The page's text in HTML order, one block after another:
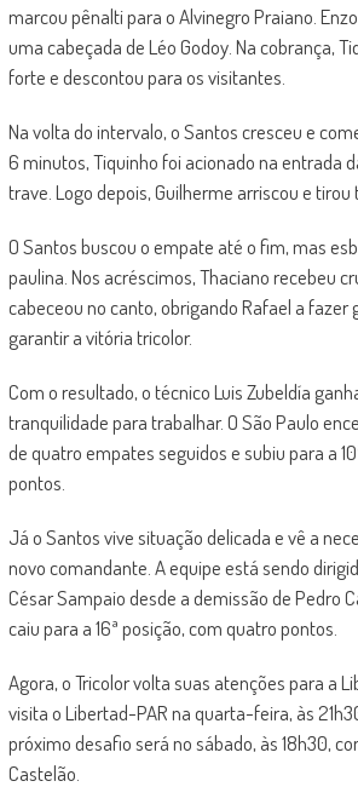
marcou pênalti para o Alvinegro Praiano.
uma cabeçada de Léo Godoy. Na cobrança,
forte e descontou para os visitantes.
Na volta do intervalo, o Santos cresceu e
6 minutos, Tiquinho foi acionado na entrada
trave. Logo depois, Guilherme arriscou e tirou
O Santos buscou o empate até o fim, mas
paulina. Nos acréscimos, Thaciano recebeu
cabeceou no canto, obrigando Rafael a fazer
garantir a vitória tricolor.
Com o resultado, o técnico Luis Zubeldía
tranquilidade para trabalhar. O São Paulo
de quatro empates seguidos e subiu para a
pontos.
Já o Santos vive situação delicada e vê a
novo comandante. A equipe está sendo
César Sampaio desde a demissão de Pedro
caiu para a 16ª posição, com quatro pontos.
Agora, o Tricolor volta suas atenções para a
visita o Libertad-PAR na quarta-feira, às
próximo desafio será no sábado, às 18h30,
Castelão.